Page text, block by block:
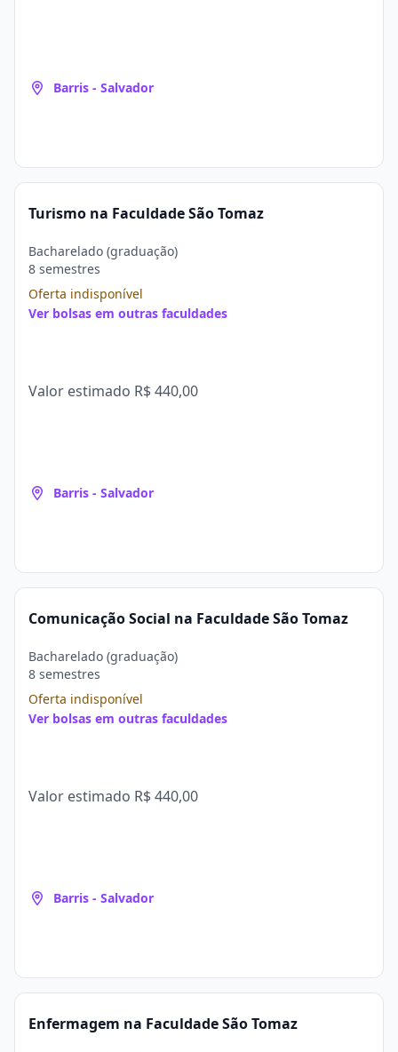
Barris - Salvador
Turismo na Faculdade São Tomaz
Bacharelado (graduação)
8 semestres
Oferta indisponível
Ver bolsas em outras faculdades
Valor estimado R$ 440,00
Barris - Salvador
Comunicação Social na Faculdade São Tomaz
Bacharelado (graduação)
8 semestres
Oferta indisponível
Ver bolsas em outras faculdades
Valor estimado R$ 440,00
Barris - Salvador
Enfermagem na Faculdade São Tomaz